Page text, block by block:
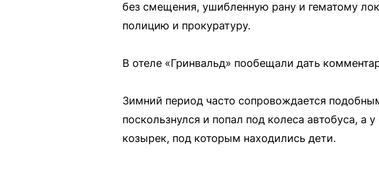
без смещения, ушибленную рану и гематому
полицию и прокуратуру.
В отеле «Гринвальд» пообещали дать
Зимний период часто сопровождается
поскользнулся и попал под колеса автобуса,
козырек, под которым находились дети.